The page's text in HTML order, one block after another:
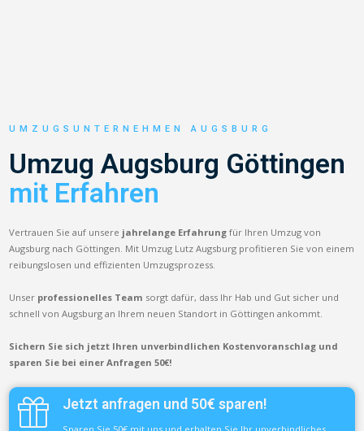
UMZUGSUNTERNEHMEN AUGSBURG
Umzug Augsburg Göttingen
mit Erfahren
Vertrauen Sie auf unsere jahrelange Erfahrung für Ihren Umzug von
Augsburg nach Göttingen. Mit Umzug Lutz Augsburg profitieren Sie von einem
reibungslosen und effizienten Umzugsprozess.
Unser professionelles Team sorgt dafür, dass Ihr Hab und Gut sicher und
schnell von Augsburg an Ihrem neuen Standort in Göttingen ankommt.
Sichern Sie sich jetzt Ihren unverbindlichen Kostenvoranschlag und
sparen Sie bei einer Anfragen 50€!
Jetzt anfragen und 50€ sparen!